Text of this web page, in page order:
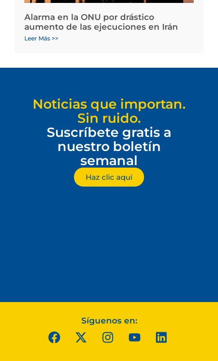
Alarma en la ONU por drástico
aumento de las ejecuciones en Irán
Leer Más >>
Noticias que importan.
Sin ruido.
Suscríbete gratis a
nuestro boletín
semanal
Haz clic aquí
Síguenos en: